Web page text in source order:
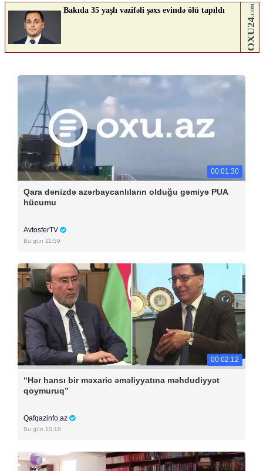
00:01:30
Qara dənizdə azərbaycanlıların olduğu gəmiyə PUA
hücumu
AvtosferTV
Bu gün 11:59
00:02:12
“Hər hansı bir məxaric əməliyyatına məhdudiyyət
qoymuruq”
Qafqazinfo.az
Bu gün 10:18